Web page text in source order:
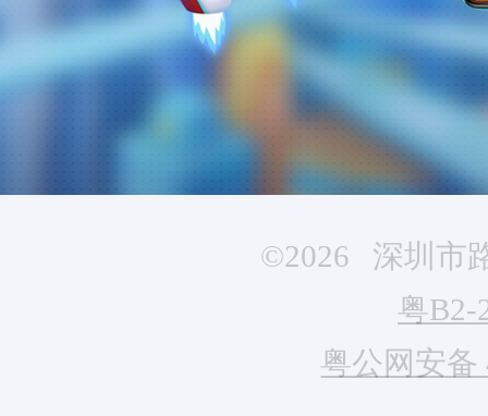
©2026 深圳市
粤B2-
粤公网安备